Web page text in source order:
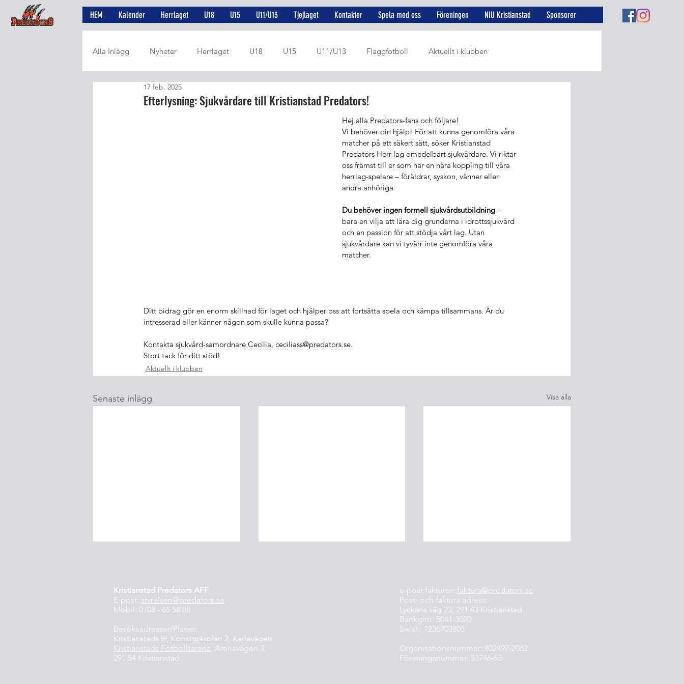
HEM Kalender Herrlaget U18 U15 U11/U13 Tjejlaget Kontakter Spela med oss Föreningen NIU Kristianstad Sponsorer
Alla Inlägg Nyheter Herrlaget U18 U15 U11/U13 Flaggfotboll Aktuellt i klubben
Utvalt från SWE3
Efterlysning: Sjukvårdare till Kristianstad Predators!
17 feb. 2025
Hej alla Predators-fans och följare!
Vi behöver din hjälp! För att kunna genomföra våra
matcher på ett säkert sätt, söker Kristianstad
Predators Herr-lag omedelbart sjukvårdare. Vi riktar
oss främst till er som har en nära koppling till våra
herrlag-spelare – föräldrar, syskon, vänner eller
andra anhöriga.
Du behöver ingen formell sjukvårdsutbildning –
bara en vilja att lära dig grunderna i idrottssjukvård
och en passion för att stödja vårt lag. Utan
sjukvårdare kan vi tyvärr inte genomföra våra
matcher.
Ditt bidrag gör en enorm skillnad för laget och hjälper oss att fortsätta spela och kämpa tillsammans. Är du
intresserad eller känner någon som skulle kunna passa?
Kontakta sjukvård-samordnare Cecilia, ceciliass@predators.se.
Stort tack för ditt stöd!
Aktuellt i klubben
Senaste inlägg Visa alla
Head Coach säsongen 2027
Mike MVP Rookie och stipendie till
SM-Finaler och Årets Nominerade i
Superserien
Kristianstad Predators AFF
E-post: styrelsen@predators.se
Mobil: 0708 - 65 58 88
Besöksadresser/Planer:
Kristianstads IP, Konstgräsplan 2, Karlavägen
Kristianstads Fotbollsarena, Arenavägen 3,
291 54 Kristianstad
e-post fakturor: faktura@predators.se
Post- och faktura adress:
Lyckans väg 23, 291 43 Kristianstad
Bankgiro: 5041-3020
Swish: 1236703805
Organisationsnummer: 802497-2062
Föreningsnummer: 51746-63